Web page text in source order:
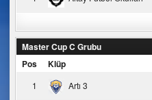
Master Cup C Grubu
Pos
Klüp
1 Artı 3